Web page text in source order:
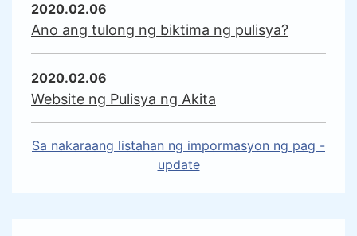
2020.02.06
Ano ang tulong ng biktima ng pulisya?
2020.02.06
Website ng Pulisya ng Akita
Sa nakaraang listahan ng impormasyon ng pag -
update